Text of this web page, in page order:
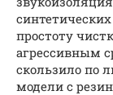
простоту
агрессивным
скользило по
модели с